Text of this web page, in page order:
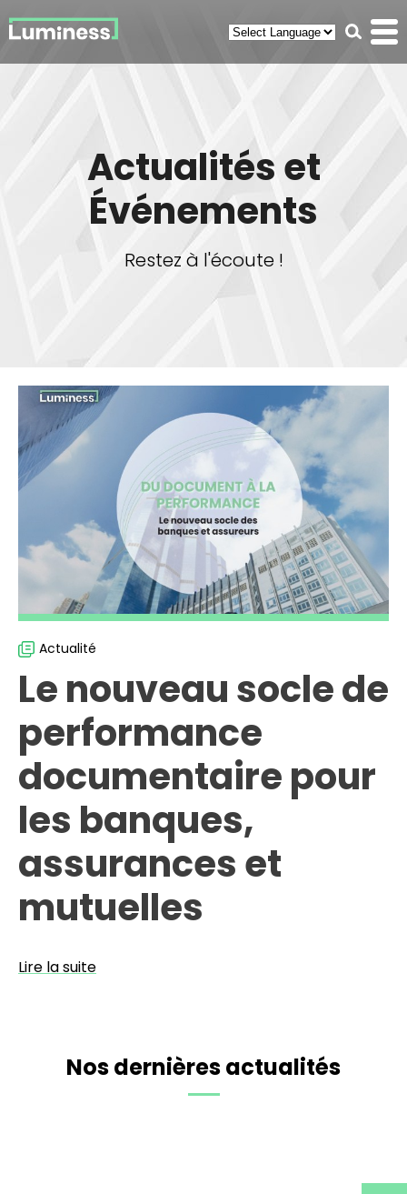
Actualités et
Événements
Restez à l'écoute !
Actualité
Le nouveau socle de
performance
documentaire pour
les banques,
assurances et
mutuelles
Lire la suite
Nos dernières actualités